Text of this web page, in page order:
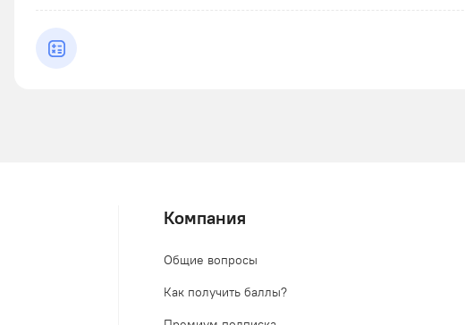
Компания
Общие вопросы
Как получить баллы?